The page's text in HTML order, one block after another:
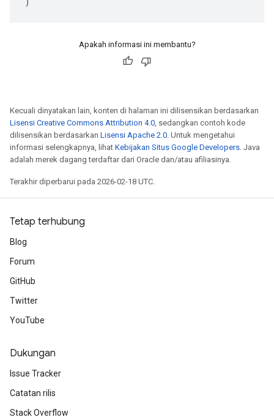
Apakah informasi ini membantu?
Kecuali dinyatakan lain, konten di halaman ini dilisensikan berdasarkan
Lisensi Creative Commons Attribution 4.0, sedangkan contoh kode
dilisensikan berdasarkan Lisensi Apache 2.0. Untuk mengetahui
informasi selengkapnya, lihat Kebijakan Situs Google Developers. Java
adalah merek dagang terdaftar dari Oracle dan/atau afiliasinya.
Terakhir diperbarui pada 2026-02-18 UTC.
Tetap terhubung
Blog
Forum
GitHub
Twitter
YouTube
Dukungan
Issue Tracker
Catatan rilis
Stack Overflow